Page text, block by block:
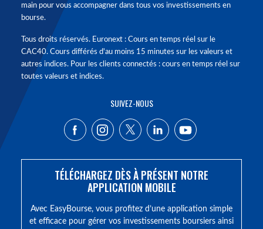
main pour vous accompagner dans tous vos investissements en
bourse.
Tous droits réservés. Euronext : Cours en temps réel sur le
CAC40. Cours différés d'au moins 15 minutes sur les valeurs et
autres indices. Pour les clients connectés : cours en temps réel sur
toutes valeurs et indices.
SUIVEZ-NOUS
TÉLÉCHARGEZ DÈS À PRÉSENT NOTRE
APPLICATION MOBILE
Avec EasyBourse, vous profitez d’une application simple
et efficace pour gérer vos investissements boursiers ainsi